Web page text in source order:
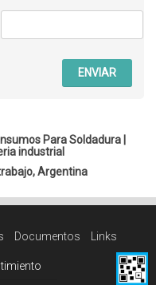
ENVIAR
Para Soldadura |
industrial
Argentina
Documentos Links